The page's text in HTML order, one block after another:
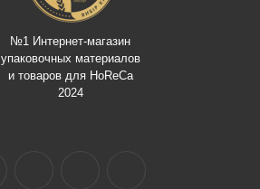
№1 Интернет-магазин
упаковочных материалов
и товаров для HoReCa
2024